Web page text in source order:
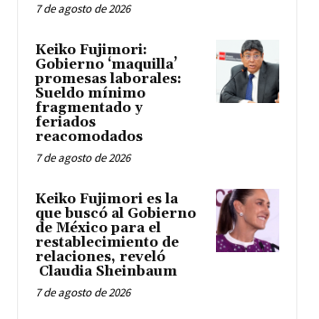
7 de agosto de 2026
Keiko Fujimori:
Gobierno ‘maquilla’
promesas laborales:
Sueldo mínimo
fragmentado y
feriados
reacomodados
7 de agosto de 2026
Keiko Fujimori es la
que buscó al Gobierno
de México para el
restablecimiento de
relaciones, reveló
Claudia Sheinbaum
7 de agosto de 2026